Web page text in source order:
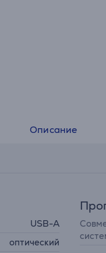
Описание
USB-A
оптический